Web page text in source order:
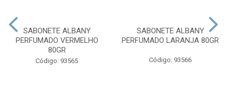
SABONETE ALBANY
PERFUMADO VERMELHO
80GR
Código: 93565
SABONETE ALBANY
PERFUMADO LARANJA 80GR
Código: 93566